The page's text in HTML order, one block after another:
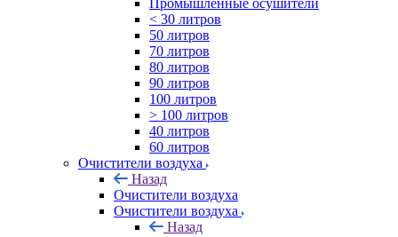
Промышленные осушители
< 30 литров
50 литров
70 литров
80 литров
90 литров
100 литров
> 100 литров
40 литров
60 литров
Очистители воздуха
Назад
Очистители воздуха
Очистители воздуха
Назад